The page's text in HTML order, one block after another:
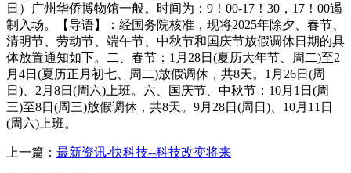
日）广州华侨博物馆一般。时间为：9！00-17！30，17！00遏
制入场。【导语】：经国务院核准，现将2025年除夕、春节、
清明节、劳动节、端午节、中秋节和国庆节放假调休日期的具
体放置通知如下。二、春节：1月28日(夏历大年节、周二)至2
月4日(夏历正月初七、周二)放假调休，共8天。1月26日(周
日)、2月8日(周六)上班。六、国庆节、中秋节：10月1日(周
三)至8日(周三)放假调休，共8天。9月28日(周日)、10月11日
(周六)上班。
上一篇： 最新资讯-快科技--科技改变将来